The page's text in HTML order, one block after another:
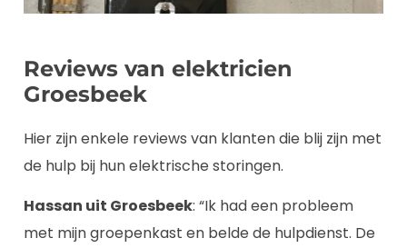
Reviews van elektricien
Groesbeek
Hier zijn enkele reviews van klanten die blij zijn met
de hulp bij hun elektrische storingen.
Hassan uit Groesbeek: “Ik had een probleem
met mijn groepenkast en belde de hulpdienst. De